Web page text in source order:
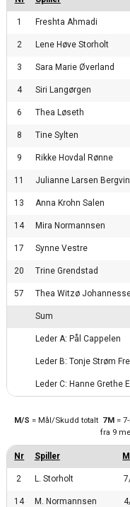
1 Freshta Ahmadi
2 Lene Høve Storholt
3 Sara Marie Øverland
4 Siri Langørgen
6 Thea Løseth
8 Tine Sylten
9 Rikke Hovdal Rønne
11 Julianne Larsen Bergvin
13 Anna Krohn Salen
14 Mira Normannsen
17 Synne Vestre
20 Trine Grendstad
57 Thea Witzø
Sum
Leder A: Pål Cappelen
Leder B: Tonje Strøm
Leder C: Hanne Grethe
2 L. Storholt
14 M. Normannsen
M/S = Mål/Skudd totalt 7M=
fra 9